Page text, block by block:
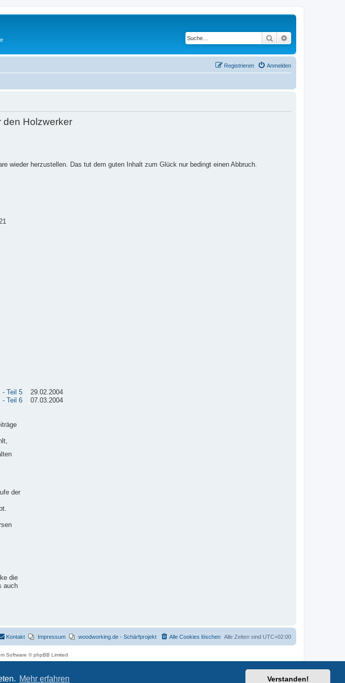
Mehr erfahren Verstanden!
Suche
Anmelden
Registrieren
den Holzwerker
wieder herzustellen. Das tut dem guten Inhalt zum Glück nur bedingt einen Abbruch.
- Teil 5 29.02.2004
- Teil 6 07.03.2004
der
die
auch
Alle Zeiten sind UTC+02:00
Alle Cookies löschen
woodworking.de - Schärfprojekt
Impressum
Kontakt
Software © phpBB Limited